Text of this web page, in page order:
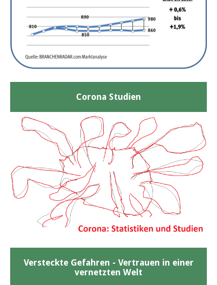
Corona Studien
Versteckte Gefahren - Vertrauen in einer
vernetzten Welt